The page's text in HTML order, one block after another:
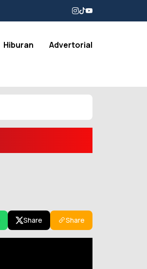
Hiburan Advertorial
Share Share